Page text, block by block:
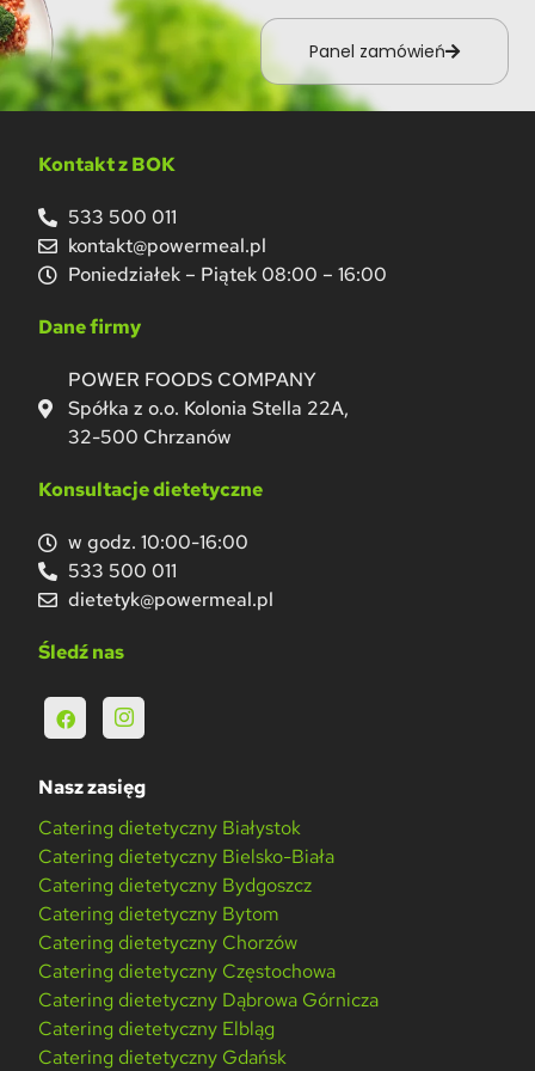
Panel zamówień
Kontakt z BOK
533 500 011
kontakt@powermeal.pl
Poniedziałek – Piątek 08:00 – 16:00
Dane firmy
POWER FOODS COMPANY
Spółka z o.o. Kolonia Stella 22A,
32-500 Chrzanów
Konsultacje dietetyczne
w godz. 10:00-16:00
533 500 011
dietetyk@powermeal.pl
Śledź nas
Nasz zasięg
Catering dietetyczny Białystok
Catering dietetyczny Bielsko-Biała
Catering dietetyczny Bydgoszcz
Catering dietetyczny Bytom
Catering dietetyczny Chorzów
Catering dietetyczny Częstochowa
Catering dietetyczny Dąbrowa Górnicza
Catering dietetyczny Elbląg
Catering dietetyczny Gdańsk